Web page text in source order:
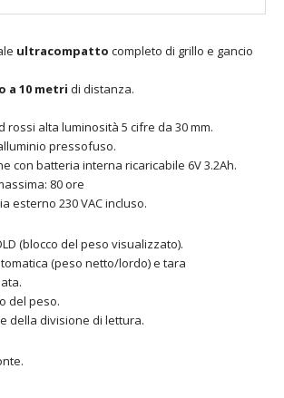
ultracompatto completo di grillo e gancio
a 10 metri di distanza.
rossi alta luminosità 5 cifre da 30 mm.
pressofuso.
con batteria interna ricaricabile 6V 3.2Ah.
80 ore
esterno 230 VAC incluso.
(blocco del peso visualizzato).
(peso netto/lordo) e tara
del peso.
della divisione di lettura.